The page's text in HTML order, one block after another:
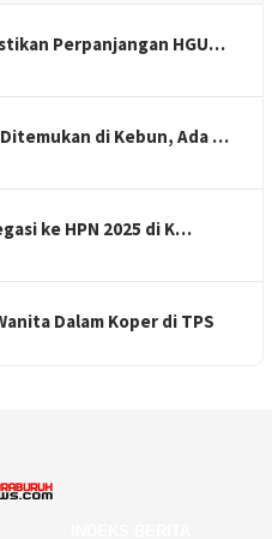
Perpanjangan HGU…
di Kebun, Ada …
ke HPN 2025 di K…
Dalam Koper di TPS